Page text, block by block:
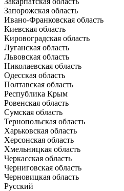
Запорожская область
Ивано-Франковская область
Киевская область
Кировоградская область
Луганская область
Львовская область
Николаевская область
Одесская область
Полтавская область
Республика Крым
Ровенская область
Сумская область
Тернопольская область
Харьковская область
Херсонская область
Хмельницкая область
Черкасская область
Черниговская область
Черновицкая область
Русский